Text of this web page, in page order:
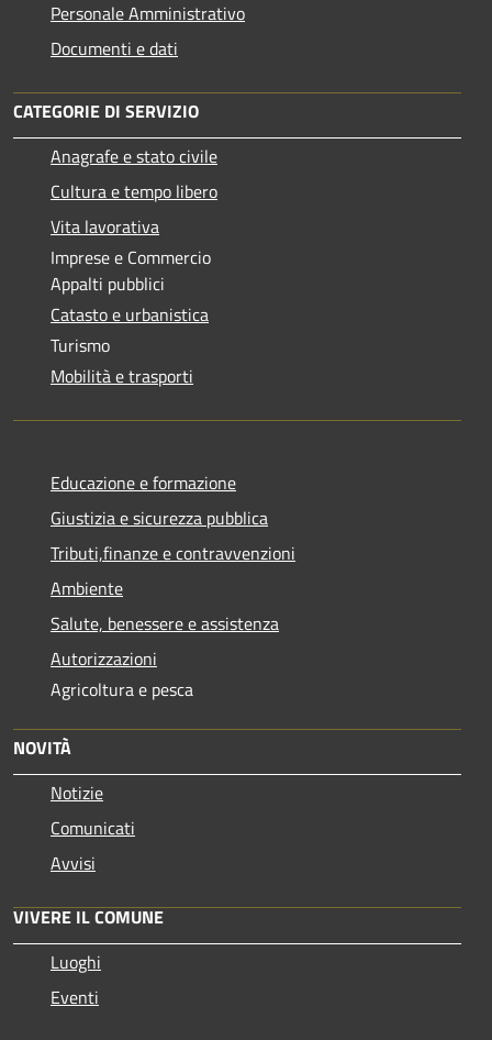
Personale Amministrativo
Documenti e dati
CATEGORIE DI SERVIZIO
Anagrafe e stato civile
Cultura e tempo libero
Vita lavorativa
Imprese e Commercio
Appalti pubblici
Catasto e urbanistica
Turismo
Mobilità e trasporti
Educazione e formazione
Giustizia e sicurezza pubblica
Tributi,finanze e contravvenzioni
Ambiente
Salute, benessere e assistenza
Autorizzazioni
Agricoltura e pesca
NOVITÀ
Notizie
Comunicati
Avvisi
VIVERE IL COMUNE
Luoghi
Eventi